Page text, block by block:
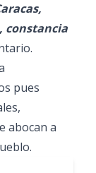
constancia
pues
abocan a